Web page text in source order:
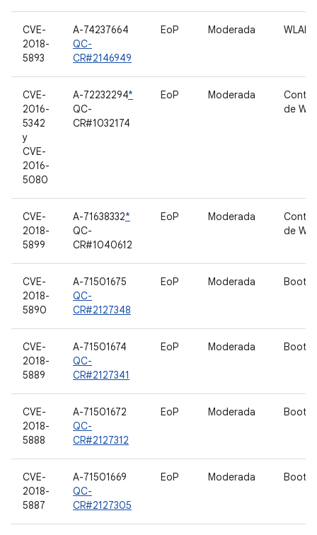
CVE-
2018-
5893
A-74237664
QC-
CR#2146949
EoP Moderada WLAN
CVE-
2016-
5342
y
CVE-
2016-
5080
A-72232294*
QC-
CR#1032174
EoP Moderada
de
CVE-
2018-
5899
A-71638332*
QC-
CR#1040612
EoP Moderada
de
CVE-
2018-
5890
A-71501675
QC-
CR#2127348
EoP Moderada
CVE-
2018-
5889
A-71501674
QC-
CR#2127341
EoP Moderada
CVE-
2018-
5888
A-71501672
QC-
CR#2127312
EoP Moderada
CVE-
2018-
5887
A-71501669
QC-
CR#2127305
EoP Moderada